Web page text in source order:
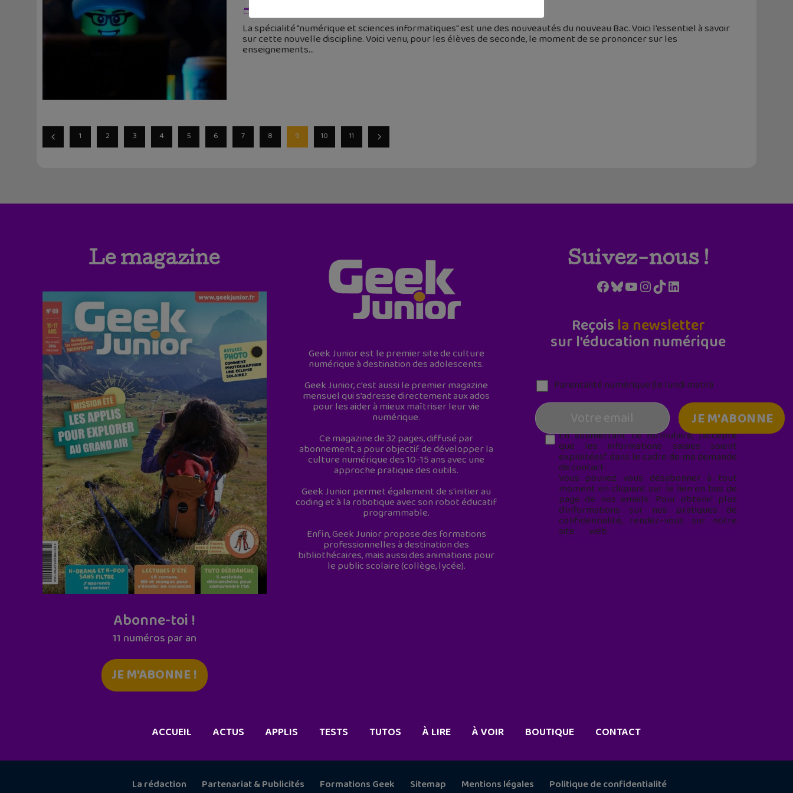
La spécialité "numérique et sciences informatiques" est une des nouveautés du nouveau Bac. Voici l'essentiel à savoir
sur cette nouvelle discipline. Voici venu, pour les élèves de seconde, le moment de se prononcer sur les
enseignements
1 2 3 4 5 6 7 8 9 10 11
Le magazine
Abonne-toi !
11 numéros par an
JE M'ABONNE !
Geek Junior est le premier site de culture
numérique à destination des adolescents.
Geek Junior, c’est aussi le premier magazine
mensuel qui s’adresse directement aux ados
pour les aider à mieux maîtriser leur vie
numérique.
Ce magazine de 32 pages, diffusé par
abonnement, a pour objectif de développer la
culture numérique des 10-15 ans avec une
approche pratique des outils.
Geek Junior permet également de s'initier au
coding et à la robotique avec son robot éducatif
programmable.
Enfin, Geek Junior propose des formations
professionnelles à destination des
bibliothécaires, mais aussi des animations pour
le public scolaire (collège, lycée).
Suivez-nous !
Facebook
Bluesky
YouTube
Instagram
TikTokLinkedIn
Reçois la newsletter
sur l'éducation numérique
Parentalité numérique (le lundi matin)
En soumettant ce formulaire, j’accepte
que les informations saisies soient
exploitées* dans le cadre de ma demande
de contact.
Vous pouvez vous désabonner à tout
moment en cliquant sur le lien en bas de
page de nos emails. Pour obtenir plus
d'informations sur nos pratiques de
confidentialité, rendez-vous sur notre
site web
ACCUEIL ACTUS APPLIS TESTS TUTOS À LIRE À VOIR BOUTIQUE CONTACT
La rédaction Partenariat & Publicités Formations Geek Sitemap Mentions légales Politique de confidentialité